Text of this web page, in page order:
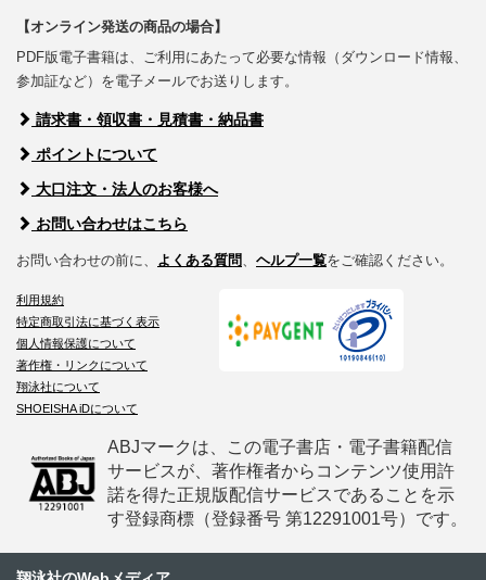
【オンライン発送の商品の場合】
PDF版電子書籍は、ご利用にあたって必要な情報（ダウンロード情報、
参加証など）を電子メールでお送りします。
請求書・領収書・見積書・納品書
ポイントについて
大口注文・法人のお客様へ
お問い合わせはこちら
お問い合わせの前に、 よくある質問 ヘルプ一覧をご確認ください。
利用規約
特定商取引法に基づく表示
個人情報保護について
著作権・リンクについて
翔泳社について
SHOEISHA iDについて
ABJマークは、この電子書店・電子書籍配信
サービスが、著作権者からコンテンツ使用許
諾を得た正規版配信サービスであることを示
す登録商標（登録番号 第12291001号）です。